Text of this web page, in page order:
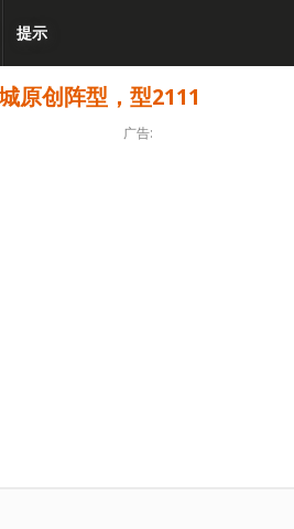
提示
原创阵型，型2111
广告: